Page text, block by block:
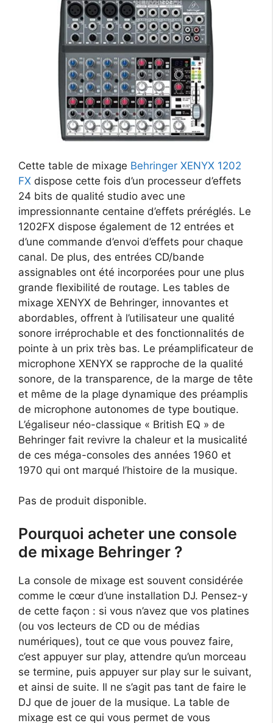
Cette table de mixage Behringer XENYX 1202
FX dispose cette fois d’un processeur d’effets
24 bits de qualité studio avec une
impressionnante centaine d’effets préréglés. Le
1202FX dispose également de 12 entrées et
d’une commande d’envoi d’effets pour chaque
canal. De plus, des entrées CD/bande
assignables ont été incorporées pour une plus
grande flexibilité de routage. Les tables de
mixage XENYX de Behringer, innovantes et
abordables, offrent à l’utilisateur une qualité
sonore irréprochable et des fonctionnalités de
pointe à un prix très bas. Le préamplificateur de
microphone XENYX se rapproche de la qualité
sonore, de la transparence, de la marge de tête
et même de la plage dynamique des préamplis
de microphone autonomes de type boutique.
L’égaliseur néo-classique « British EQ » de
Behringer fait revivre la chaleur et la musicalité
de ces méga-consoles des années 1960 et
1970 qui ont marqué l’histoire de la musique.
Pas de produit disponible.
Pourquoi acheter une console
de mixage Behringer ?
La console de mixage est souvent considérée
comme le cœur d’une installation DJ. Pensez-y
de cette façon : si vous n’avez que vos platines
(ou vos lecteurs de CD ou de médias
numériques), tout ce que vous pouvez faire,
c’est appuyer sur play, attendre qu’un morceau
se termine, puis appuyer sur play sur le suivant,
et ainsi de suite. Il ne s’agit pas tant de faire le
DJ que de jouer de la musique. La table de
mixage est ce qui vous permet de vous